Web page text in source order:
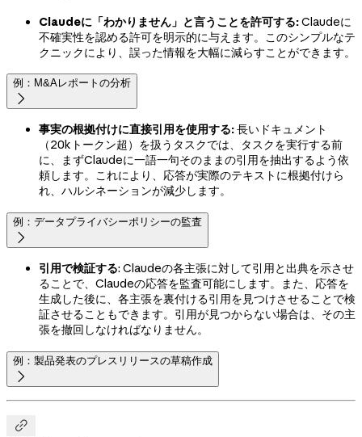
Claudeに「わかりません」と言うことを許可する:Claudeに
不確実性を認める許可を明示的に与えます。このシンプルなテ
クニックにより、誤った情報を大幅に減らすことができます。
例：M&Aレポートの分析

事実の根拠付けに直接引用を使用する:長いドキュメント
（20kトークン超）を扱うタスクでは、タスクを実行する前
に、まずClaudeに一語一句そのままの引用を抽出するよう依
頼します。これにより、応答が実際のテキストに根拠付けら
れ、ハルシネーションが減少します。
例：データプライバシーポリシーの監査

引用で検証する: Claudeの各主張に対して引用と出典を示させ
ることで、Claudeの応答を監査可能にします。また、応答を
生成した後に、各主張を裏付ける引用を見つけさせることで検
証させることもできます。引用が見つからない場合は、その主
張を撤回しなければなりません。
例：製品発表のプレスリリースの草稿作成

